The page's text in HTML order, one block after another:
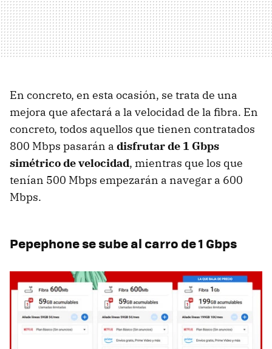
En concreto, en esta ocasión, se trata de una
mejora que afectará a la velocidad de la fibra. En
concreto, todos aquellos que tienen contratados
800 Mbps pasarán a disfrutar de 1 Gbps
simétrico de velocidad, mientras que los que
tenían 500 Mbps empezarán a navegar a 600
Mbps.
Pepephone se sube al carro de 1 Gbps